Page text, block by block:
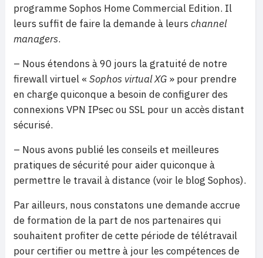
programme Sophos Home Commercial Edition. Il
leurs suffit de faire la demande à leurs channel
managers.
– Nous étendons à 90 jours la gratuité de notre
firewall virtuel « Sophos virtual XG » pour prendre
en charge quiconque a besoin de configurer des
connexions VPN IPsec ou SSL pour un accès distant
sécurisé.
– Nous avons publié les conseils et meilleures
pratiques de sécurité pour aider quiconque à
permettre le travail à distance (voir le blog Sophos).
Par ailleurs, nous constatons une demande accrue
de formation de la part de nos partenaires qui
souhaitent profiter de cette période de télétravail
pour certifier ou mettre à jour les compétences de